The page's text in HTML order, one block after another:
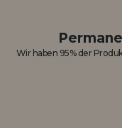
Wir haben 95% der